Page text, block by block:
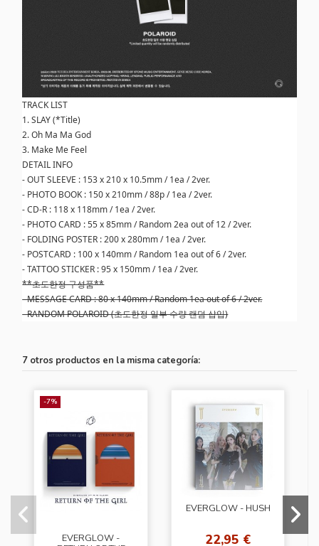
TRACK LIST
1. SLAY (*Title)
2. Oh Ma Ma God
3. Make Me Feel
DETAIL INFO
- OUT SLEEVE : 153 x 210 x 10.5mm / 1ea / 2ver.
- PHOTO BOOK : 150 x 210mm / 88p / 1ea / 2ver.
- CD-R : 118 x 118mm / 1ea / 2ver.
- PHOTO CARD : 55 x 85mm / Random 2ea out of 12 / 2ver.
- FOLDING POSTER : 200 x 280mm / 1ea / 2ver.
- POSTCARD : 100 x 140mm / Random 1ea out of 6 / 2ver.
- TATTOO STICKER : 95 x 150mm / 1ea / 2ver.
**초도한정 구성품**
- MESSAGE CARD : 80 x 140mm / Random 1ea out of 6 / 2ver.
- RANDOM POLAROID (초도한정 일부 수량 랜덤 삽입)
7 otros productos en la misma categoría:
-7%
EVERGLOW -
EVERGLOW - HUSH
22,95 €